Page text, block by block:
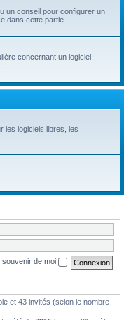
un conseil pour configurer un
dans cette partie.
concernant un logiciel,
les logiciels libres, les
souvenir de moi
et 43 invités (selon le nombre